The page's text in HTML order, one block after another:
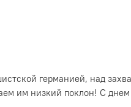
германией, над
им низкий поклон! С